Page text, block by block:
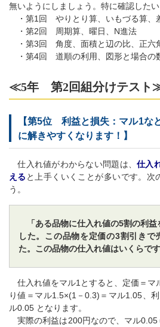
無いようにしましょう。特に確認した
・第1回 やりとり算、いもづる算、
・第2回 周期算、曜日、N進法
・第3回 角度、面積と辺の比、正六
・第4回 道順の利用、図形と場合の
≪5年 第2回組分けテスト
【第5位 利益と損失：マル1な
に解きやすくなります！】
仕入れ値がわからない問題は、仕入
える と上手くいくことが多いです。次
う。
「ある品物に仕入れ値の5割の利益
した。この品物を定価の3割引きで
た。この品物の仕入れ値はいくらです
仕入れ値をマル1とすると、定価＝マ
り値＝マル1.5×(1－0.3)＝マル1.05、
ル0.05 となります。
実際の利益は200円なので、マル0.05